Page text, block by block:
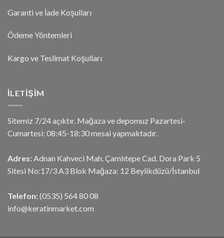
Garanti ve İade Koşulları
Ödeme Yöntemleri
Kargo ve Teslimat Koşulları
İLETIŞIM
Sitemiz 7/24 açıktır. Mağaza ve depomuz Pazartesi-
Cumartesi: 08:45-18:30 mesai yapmaktadır.
Adres: Adnan Kahveci Mah. Çamlıtepe Cad. Dora Park 5
Sitesi No:17/3 A3 Blok Mağaza: 12 Beylikdüzü/İstanbul
Telefon: (0535) 564 80 08
info@keratinmarket.com